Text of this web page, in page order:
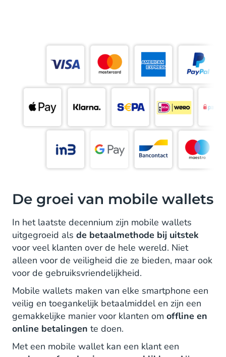
De groei van mobile wallets
In het laatste decennium zijn mobile wallets
uitgegroeid als de betaalmethode bij uitstek
voor veel klanten over de hele wereld. Niet
alleen voor de veiligheid die ze bieden, maar ook
voor de gebruiksvriendelijkheid.
Mobile wallets maken van elke smartphone een
veilig en toegankelijk betaalmiddel en zijn een
gemakkelijke manier voor klanten om offline en
online betalingen te doen.
Met een mobile wallet kan een klant een